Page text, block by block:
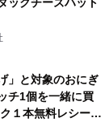
」と対象のおにぎ
チ1個を一緒に買
１本無料レシート